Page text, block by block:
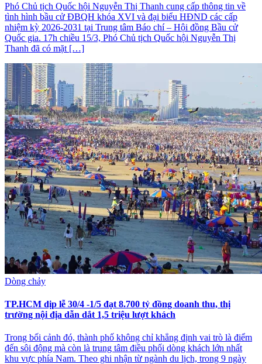
Phó Chủ tịch Quốc hội Nguyễn Thị Thanh cung cấp thông tin về
tình hình bầu cử ĐBQH khóa XVI và đại biểu HĐND các cấp
nhiệm kỳ 2026-2031 tại Trung tâm Báo chí – Hội đồng Bầu cử
Quốc gia. 17h chiều 15/3, Phó Chủ tịch Quốc hội Nguyễn Thị
Thanh đã có mặt […]
Dòng chảy
TP.HCM dịp lễ 30/4 -1/5 đạt 8.700 tỷ đồng doanh thu, thị
trường nội địa dẫn dắt 1,5 triệu lượt khách
Trong bối cảnh đó, thành phố không chỉ khẳng định vai trò là điểm
đến sôi động mà còn là trung tâm điều phối dòng khách lớn nhất
khu vực phía Nam. Theo ghi nhận từ ngành du lịch, trong 9 ngày